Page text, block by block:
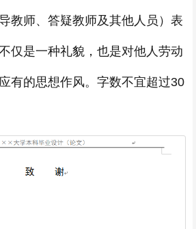
教师、答疑教师及其他人员）表
仅是一种礼貌，也是对他人劳动
有的思想作风。字数不宜超过30